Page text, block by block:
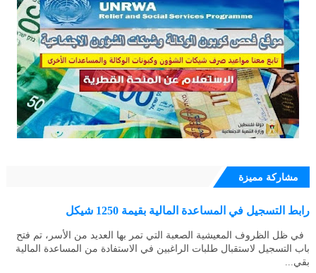
مشاركة مميزة
رابط التسجيل في المساعدة المالية بقيمة 1250 شيكل
في ظل الظروف المعيشية الصعبة التي تمر بها العديد من الأسر، تم فتح
باب التسجيل لاستقبال طلبات الراغبين في الاستفادة من المساعدة المالية
بقي...